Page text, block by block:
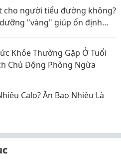
cho người tiểu đường không?
"vàng" giúp ổn định
Khỏe Thường Gặp Ở Tuổi
Chủ Động Phòng Ngừa
Calo? Ăn Bao Nhiêu Là